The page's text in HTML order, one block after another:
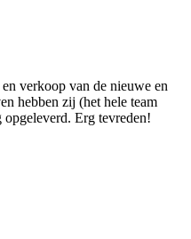
verkoop van de nieuwe en
hebben zij (het hele team
Erg tevreden!